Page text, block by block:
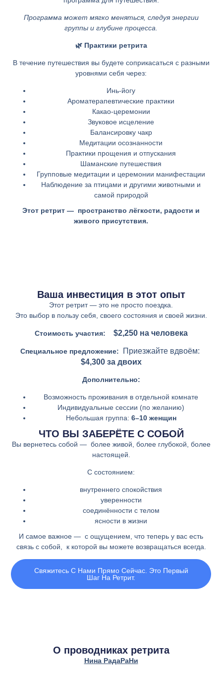
Программа может мягко меняться, следуя энергии
группы и глубине процесса.
🌿 Практики ретрита
В течение путешествия вы будете соприкасаться с разными
уровнями себя через:
Инь-йогу
Ароматерапевтические практики
Какао-церемонии
Звуковое исцеление
Балансировку чакр
Медитации осознанности
Практики прощения и отпускания
Шаманские путешествия
Групповые медитации и церемонии манифестации
Наблюдение за птицами и другими животными и
самой природой
Этот ретрит — пространство лёгкости, радости и
живого присутствия.
Ваша инвестиция в этот опыт
Этот ретрит — это не просто поездка.
Это выбор в пользу себя, своего состояния и своей жизни.
Стоимость участия: $2,250 на человека
Специальное предложение:
Приезжайте вдвоём:
$4,300 за двоих
Дополнительно:
Возможность проживания в отдельной комнате
Индивидуальные сессии (по желанию)
Небольшая группа: 6–10 женщин
ЧТО ВЫ ЗАБЕРЁТЕ С СОБОЙ
Вы вернетесь собой — более живой, более глубокой, более
настоящей.
С состоянием:
внутреннего спокойствия
уверенности
соединённости с телом
ясности в жизни
И самое важное — с ощущением, что теперь у вас есть
связь с собой, к которой вы можете возвращаться всегда.
Свяжитесь С Нами Прямо Сейчас. Это Первый
Шаг На Ретрит.
О проводниках ретрита
Нина РадаРаНи